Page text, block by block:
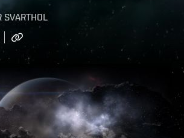
SVARTHOL